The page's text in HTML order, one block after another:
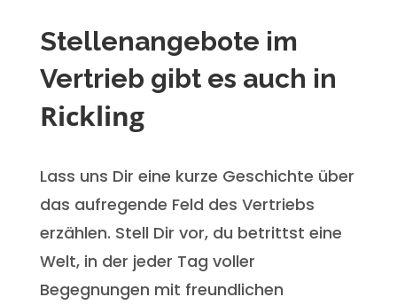
Stellenangebote im
Vertrieb gibt es auch in
Rickling
Lass uns Dir eine kurze Geschichte über
das aufregende Feld des Vertriebs
erzählen. Stell Dir vor, du betrittst eine
Welt, in der jeder Tag voller
Begegnungen mit freundlichen